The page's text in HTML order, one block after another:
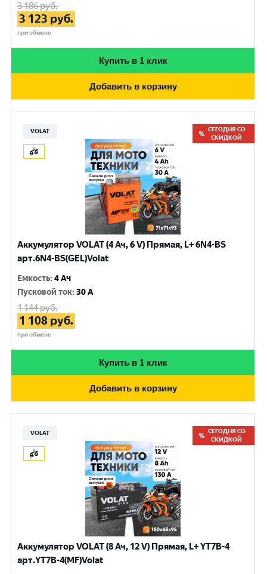
3 186руб.
3 123 руб.
при обмене
Купить в 1 клик
Добавить в корзину
VOLAT
СЕГОДНЯ СО
СКИДКОЙ
Аккумулятор VOLAT (4 Ач, 6 V) Прямая, L+ 6N4-BS
арт.6N4-BS(GEL)Volat
Емкость:4 Ач
Пусковой ток:30 A
1 144руб.
1 108 руб.
при обмене
Купить в 1 клик
Добавить в корзину
VOLAT
СЕГОДНЯ СО
СКИДКОЙ
Аккумулятор VOLAT (8 Ач, 12 V) Прямая, L+ YT7B-4
арт.YT7B-4(MF)Volat